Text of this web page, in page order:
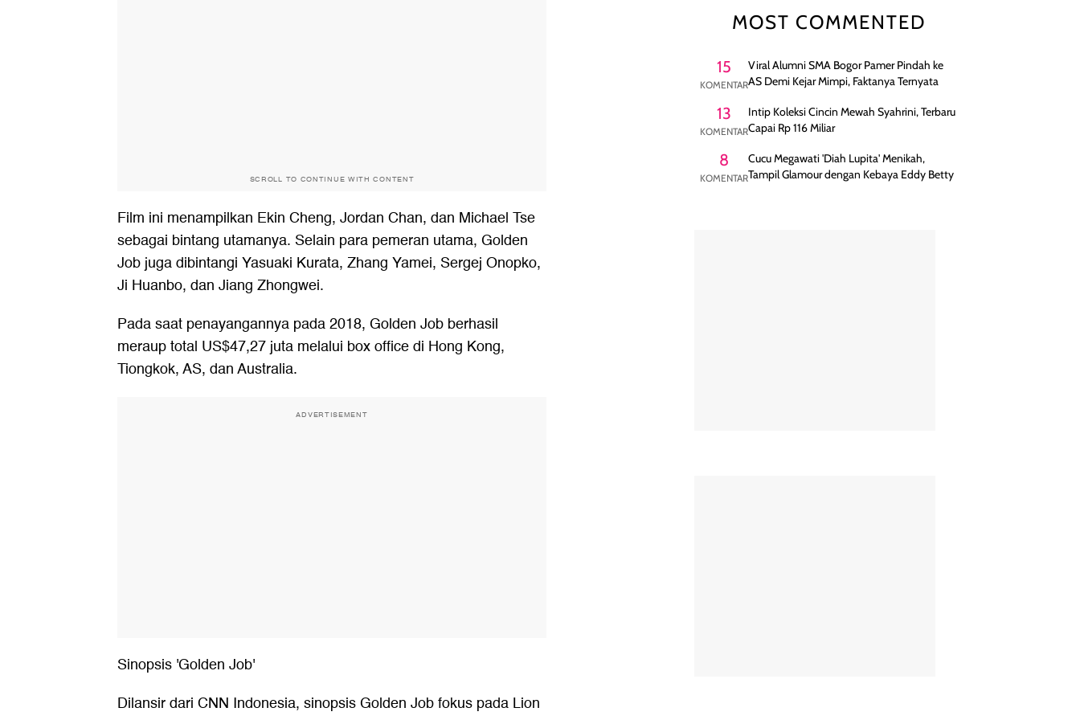
SCROLL TO CONTINUE WITH CONTENT
Film ini menampilkan Ekin Cheng, Jordan Chan, dan Michael Tse
sebagai bintang utamanya. Selain para pemeran utama, Golden
Job juga dibintangi Yasuaki Kurata, Zhang Yamei, Sergej Onopko,
Ji Huanbo, dan Jiang Zhongwei.
Pada saat penayangannya pada 2018, Golden Job berhasil
meraup total US$47,27 juta melalui box office di Hong Kong,
Tiongkok, AS, dan Australia.
ADVERTISEMENT
Sinopsis 'Golden Job'
Dilansir dari CNN Indonesia, sinopsis Golden Job fokus pada Lion
MOST COMMENTED
15
KOMENTAR
Viral Alumni SMA Bogor Pamer Pindah ke
AS Demi Kejar Mimpi, Faktanya Ternyata
13
KOMENTAR
Intip Koleksi Cincin Mewah Syahrini, Terbaru
Capai Rp 116 Miliar
8
KOMENTAR
Cucu Megawati 'Diah Lupita' Menikah,
Tampil Glamour dengan Kebaya Eddy Betty